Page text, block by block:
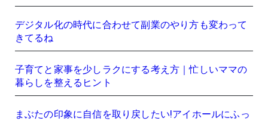
デジタル化の時代に合わせて副業のやり方も変わって
きてるね
子育てと家事を少しラクにする考え方｜忙しいママの
暮らしを整えるヒント
まぶたの印象に自信を取り戻したい!アイホールにふっ